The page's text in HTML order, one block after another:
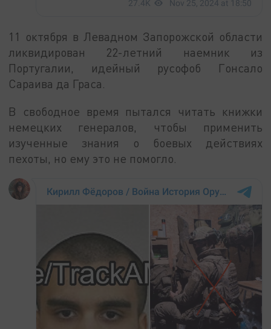
11 октября в Левадном Запорожской области
ликвидирован 22-летний наемник из
Португалии, идейный русофоб Гонсало
Сараива да Граса.
В свободное время пытался читать книжки
немецких генералов, чтобы применить
изученные знания о боевых действиях
пехоты, но ему это не помогло.